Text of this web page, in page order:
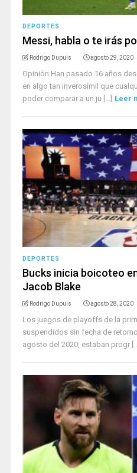
DEPORTES
Messi, habla o te irás
Rodrigo Dupuis agosto 29, 2020
Opinión Han pasado 16 años
en algo tan inverosímil que
poder comparar a un ju [...] Leer
DEPORTES
Bucks inicia boicoteo
Jacob Blake
Rodrigo Dupuis agosto 28, 2020
Los juegos de playoffs de la
suspendidos sin fecha de
agosto del 2020, estaban progr